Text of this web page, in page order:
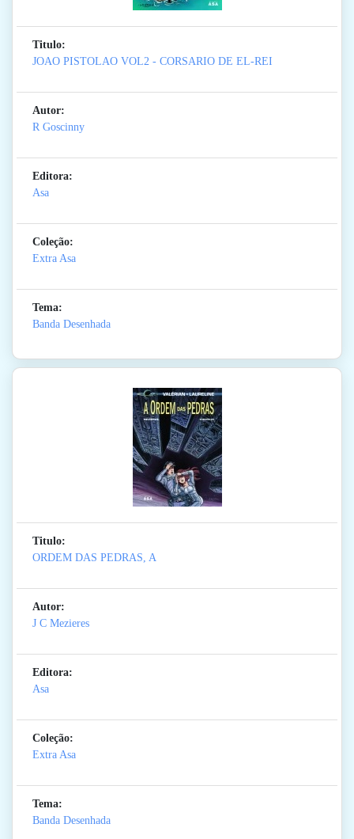
Titulo:
JOAO PISTOLAO VOL2 - CORSARIO DE EL-REI
Autor:
R Goscinny
Editora:
Asa
Coleção:
Extra Asa
Tema:
Banda Desenhada
Titulo:
ORDEM DAS PEDRAS, A
Autor:
J C Mezieres
Editora:
Asa
Coleção:
Extra Asa
Tema:
Banda Desenhada